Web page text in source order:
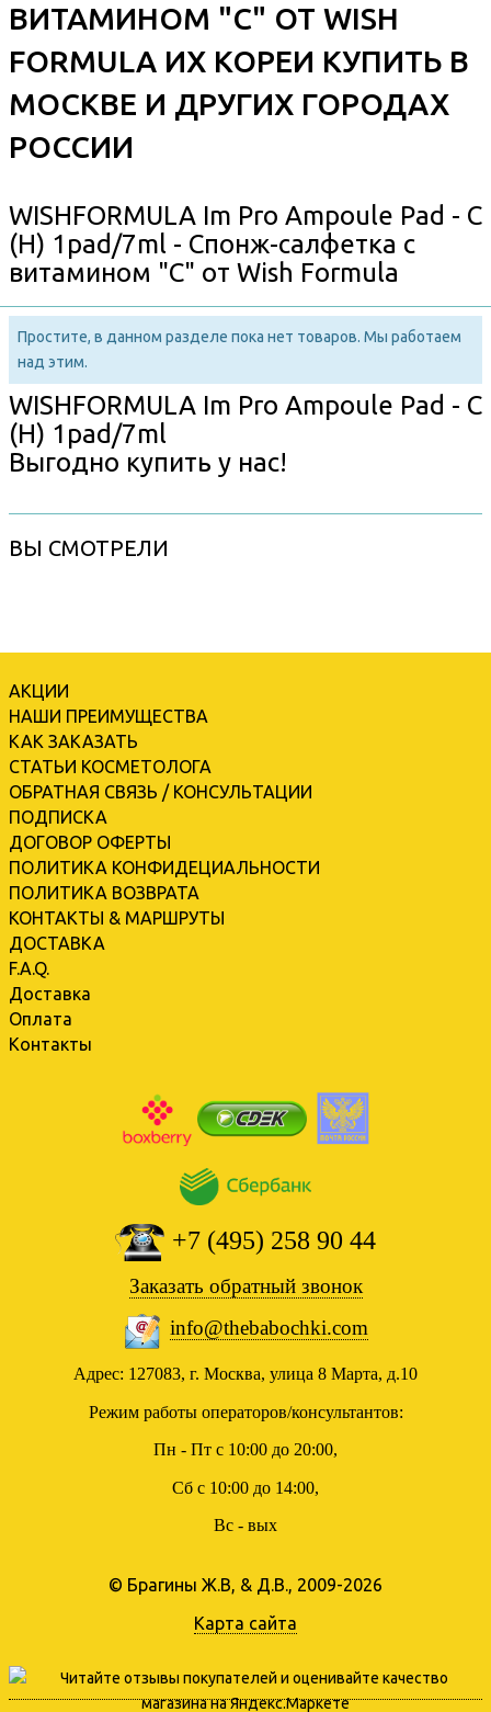
ВИТАМИНОМ "С" ОТ WISH
FORMULA ИХ КОРЕИ КУПИТЬ В
МОСКВЕ И ДРУГИХ ГОРОДАХ
РОССИИ
WISHFORMULA Im Pro Ampoule Pad - C
(H) 1pad/7ml - Спонж-салфетка с
витамином "С" от Wish Formula
Простите, в данном разделе пока нет товаров. Мы работаем
над этим.
WISHFORMULA Im Pro Ampoule Pad - C
(H) 1pad/7ml
Выгодно купить у нас!
ВЫ СМОТРЕЛИ
АКЦИИ
НАШИ ПРЕИМУЩЕСТВА
КАК ЗАКАЗАТЬ
СТАТЬИ КОСМЕТОЛОГА
ОБРАТНАЯ СВЯЗЬ / КОНСУЛЬТАЦИИ
ПОДПИСКА
ДОГОВОР ОФЕРТЫ
ПОЛИТИКА КОНФИДЕЦИАЛЬНОСТИ
ПОЛИТИКА ВОЗВРАТА
КОНТАКТЫ & МАРШРУТЫ
ДОСТАВКА
F.A.Q.
Доставка
Оплата
Контакты
+7 (495) 258 90 44
Заказать обратный звонок
info@thebabochki.com
Адрес: 127083, г. Москва, улица 8 Марта, д.10
Режим работы операторов/консультантов:
Пн - Пт с 10:00 до 20:00,
Сб с 10:00 до 14:00,
Вс - вых
© Брагины Ж.В, & Д.В., 2009-2026
Карта сайта